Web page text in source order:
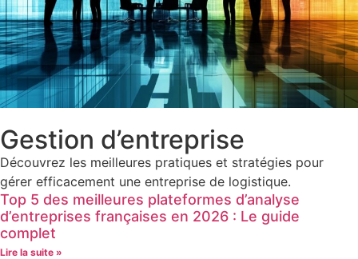
Gestion d’entreprise
Découvrez les meilleures pratiques et stratégies pour
gérer efficacement une entreprise de logistique.
Top 5 des meilleures plateformes d’analyse
d’entreprises françaises en 2026 : Le guide
complet
Lire la suite »